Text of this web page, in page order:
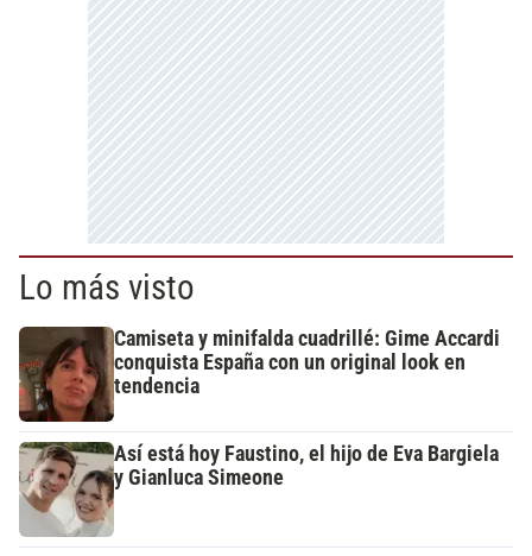
Lo más visto
Camiseta y minifalda cuadrillé: Gime Accardi
conquista España con un original look en
tendencia
Así está hoy Faustino, el hijo de Eva Bargiela
y Gianluca Simeone